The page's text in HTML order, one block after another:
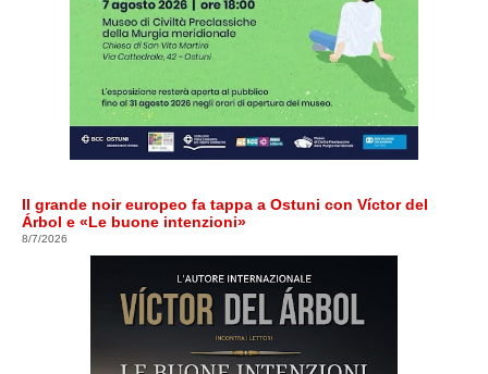
Il grande noir europeo fa tappa a Ostuni con Víctor del
Árbol e «Le buone intenzioni»
8/7/2026